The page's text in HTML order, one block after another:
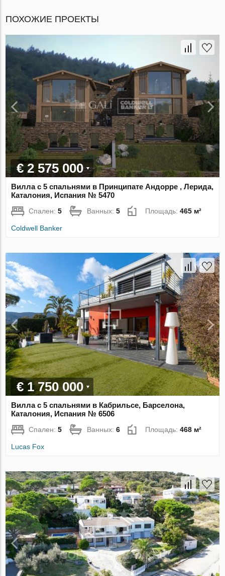
ПОХОЖИЕ ПРОЕКТЫ
€ 2 575 000
Вилла с 5 спальнями в Принципате Андорре , Лерида,
Каталония, Испания № 5470
Спален:5 Ванных:5 Площадь:465 м²
Coldwell Banker
€ 1 750 000
Вилла с 5 спальнями в Кабрильсе, Барселона,
Каталония, Испания № 6506
Спален:5 Ванных:6 Площадь:468 м²
Lucas Fox